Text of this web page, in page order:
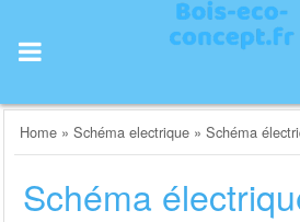
content
Home »Schéma electrique »Schéma
Schéma